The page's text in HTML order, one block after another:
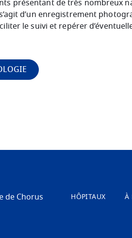
présentant de très nombreux
d’un enregistrement
le suivi et repérer
de Chorus HÔPITAUX À